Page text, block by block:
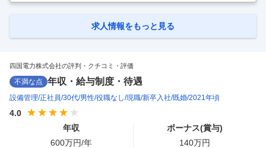
イム市場上場／充実の福利厚生／平均勤続年数22.3年／抜群の安定性と
内の再生可能エネルギー案件（太陽光、風力、バイオマス、水力など）
求人情報をもっと見る
四国電力株式会社の評判・クチコミ・評価
不満な点 年収・給与制度・待遇
設備管理 正社員 30代 男性 役職なし 現職 新卒入社 既婚 2021年頃
4.0
年収
600万円/年
ボーナス(賞与)
140万円